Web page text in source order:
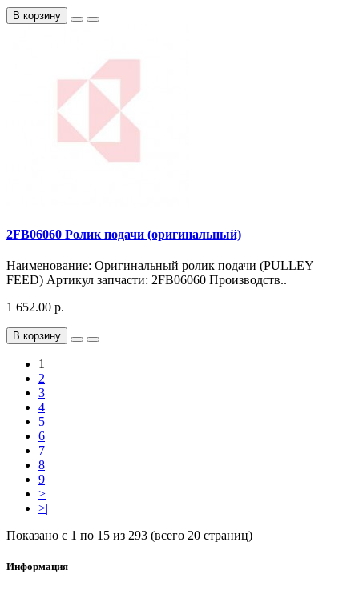
В корзину
2FB06060 Ролик подачи (оригинальный)
Наименование: Оригинальный ролик подачи (PULLEY
FEED) Артикул запчасти: 2FB06060 Производств..
1 652.00 р.
В корзину
1
2
3
4
5
6
7
8
9
>
>|
Показано с 1 по 15 из 293 (всего 20 страниц)
Информация